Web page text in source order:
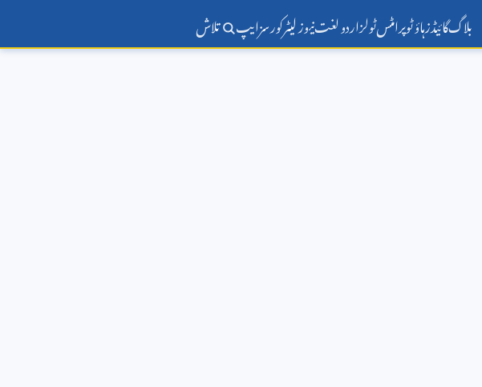
بلاگگائیڈزہاؤ ٹوپرامٹسٹولزاردو لغتنیوز لیٹرکورسزایپ تلاش